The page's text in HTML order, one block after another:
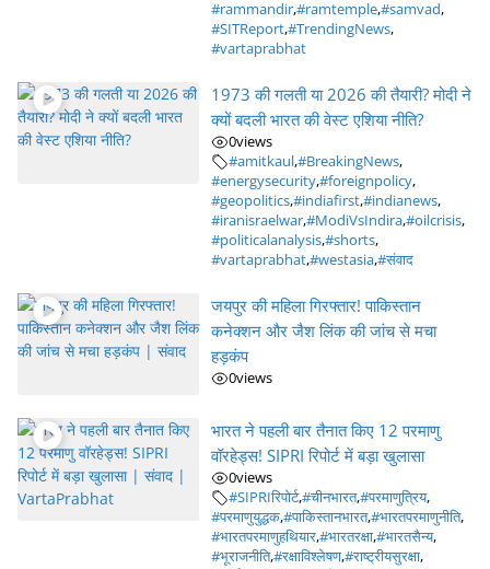
#rammandir,#ramtemple,#samvad,
#SITReport,#TrendingNews,
#vartaprabhat
1973 की गलती या 2026 की तैयारी? मोदी ने
क्यों बदली भारत की वेस्ट एशिया नीति?
0views
#amitkaul,#BreakingNews,
#energysecurity,#foreignpolicy,
#geopolitics,#indiafirst,#indianews,
#iranisraelwar,#ModiVsIndira,#oilcrisis,
#politicalanalysis,#shorts,
#vartaprabhat,#westasia,#संवाद
जयपुर की महिला गिरफ्तार! पाकिस्तान
कनेक्शन और जैश लिंक की जांच से मचा
हड़कंप
0views
भारत ने पहली बार तैनात किए 12 परमाणु
वॉरहेड्स! SIPRI रिपोर्ट में बड़ा खुलासा
0views
#SIPRIरिपोर्ट,#चीनभारत,#परमाणुत्रिय,
#परमाणुयुद्धक,#पाकिस्तानभारत,#भारतपरमाणुनीति,
#भारतपरमाणुहथियार,#भारतरक्षा,#भारतसैन्य,
#भूराजनीति,#रक्षाविश्लेषण,#राष्ट्रीयसुरक्षा,